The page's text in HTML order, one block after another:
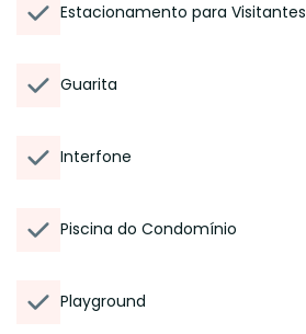
Estacionamento para Visitantes
Guarita
Interfone
Piscina do Condomínio
Playground